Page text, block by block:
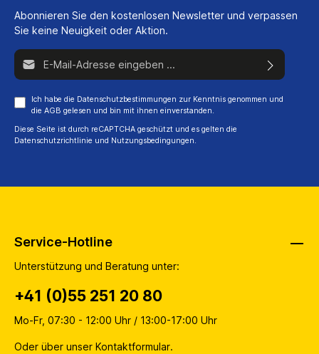
Abonnieren Sie den kostenlosen Newsletter und verpassen
Sie keine Neuigkeit oder Aktion.
E-Mail-Adresse*
Ich habe die Datenschutzbestimmungen zur Kenntnis genommen und
die AGB gelesen und bin mit ihnen einverstanden.
Diese Seite ist durch reCAPTCHA geschützt und es gelten die
Datenschutzrichtlinie und Nutzungsbedingungen.
Service-Hotline
Unterstützung und Beratung unter:
+41 (0)55 251 20 80
Mo-Fr, 07:30 - 12:00 Uhr / 13:00-17:00 Uhr
Oder über unser Kontaktformular.